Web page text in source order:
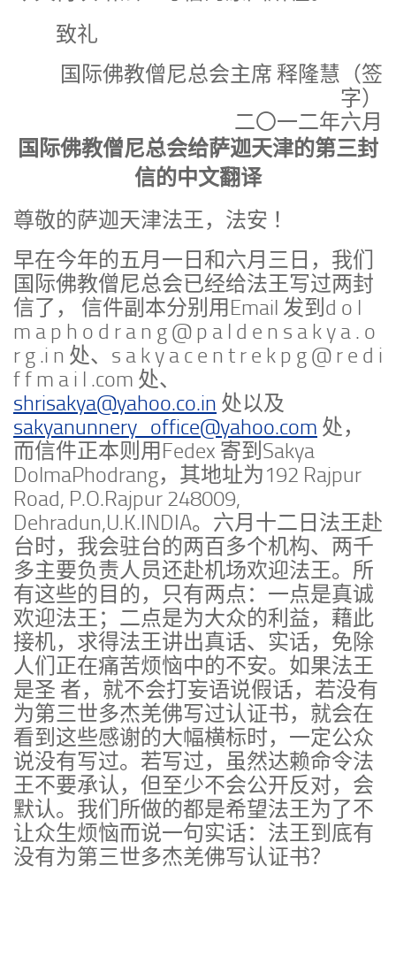
致礼
国际佛教僧尼总会主席 释隆慧（签
字）
二〇一二年六月
国际佛教僧尼总会给萨迦天津的第三封
信的中文翻译
尊敬的萨迦天津法王，法安 ！
早在今年的五月一日和六月三日，我们
国际佛教僧尼总会已经给法王写过两封
信了， 信件副本分别用Email 发到d o l
m a p h o d r a n g @ p a l d e n s a k y a . o
r g .i n 处、s a k y a c e n t r e k p g @ r e d i
f f m a i l .com 处、
shrisakya@yahoo.co.in 处以及
sakyanunnery_office@yahoo.com 处，
而信件正本则用Fedex 寄到Sakya
DolmaPhodrang，其地址为192 Rajpur
Road, P.O.Rajpur 248009,
Dehradun,U.K.INDIA。六月十二日法王赴
台时，我会驻台的两百多个机构、两千
多主要负责人员还赴机场欢迎法王。所
有这些的目的，只有两点：一点是真诚
欢迎法王；二点是为大众的利益，藉此
接机，求得法王讲出真话、实话，免除
人们正在痛苦烦恼中的不安。如果法王
是圣 者，就不会打妄语说假话，若没有
为第三世多杰羌佛写过认证书，就会在
看到这些感谢的大幅横标时，一定公众
说没有写过。若写过，虽然达赖命令法
王不要承认，但至少不会公开反对，会
默认。我们所做的都是希望法王为了不
让众生烦恼而说一句实话：法王到底有
没有为第三世多杰羌佛写认证书？